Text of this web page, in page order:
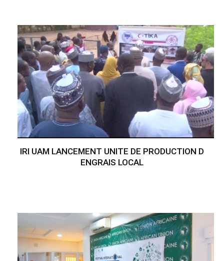
IRI UAM LANCEMENT UNITE DE PRODUCTION D
ENGRAIS LOCAL